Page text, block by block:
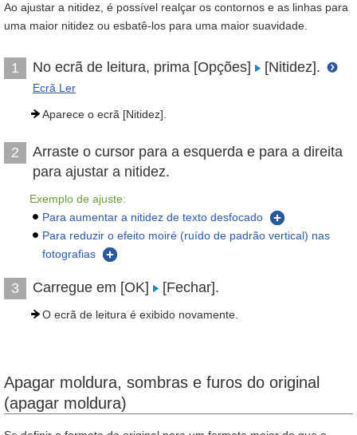
Ao ajustar a nitidez, é possível realçar os contornos e as linhas para
uma maior nitidez ou esbatê-los para uma maior suavidade.
1 No ecrã de leitura, prima [Opções] [Nitidez].
Ecrã Ler
Aparece o ecrã [Nitidez].
2
Arraste o cursor para a esquerda e para a direita
para ajustar a nitidez.
Exemplo de ajuste:
Para aumentar a nitidez de texto desfocado
Para reduzir o efeito moiré (ruído de padrão vertical) nas
fotografias
3 Carregue em [OK] [Fechar].
O ecrã de leitura é exibido novamente.
Apagar moldura, sombras e furos do original
(apagar moldura)